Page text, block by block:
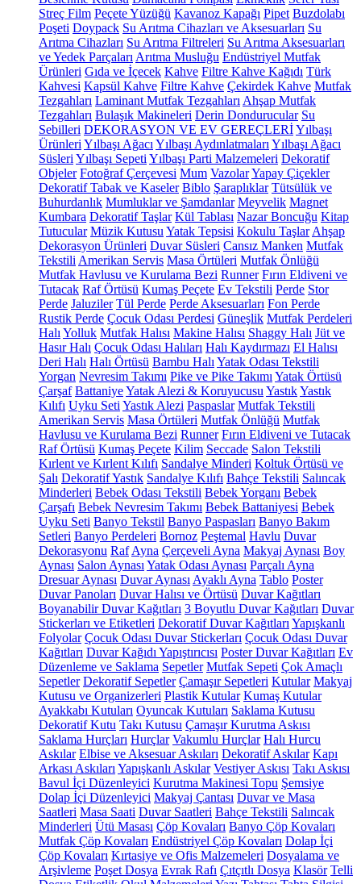
Streç Film Peçete Yüzüğü Kavanoz Kapağı Pipet Buzdolabı
Poşeti Doypack Su Arıtma Cihazları ve Aksesuarları Su
Arıtma Cihazları Su Arıtma Filtreleri Su Arıtma Aksesuarları
ve Yedek Parçaları Arıtma Musluğu Endüstriyel Mutfak
Ürünleri Gıda ve İçecek Kahve Filtre Kahve Kağıdı Türk
Kahvesi Kapsül Kahve Filtre Kahve Çekirdek Kahve Mutfak
Tezgahları Laminant Mutfak Tezgahları Ahşap Mutfak
Tezgahları Bulaşık Makineleri Derin Dondurucular Su
Sebilleri DEKORASYON VE EV GEREÇLERİYılbaşı
Ürünleri Yılbaşı Ağacı Yılbaşı Aydınlatmaları Yılbaşı Ağacı
Süsleri Yılbaşı Sepeti Yılbaşı Parti Malzemeleri Dekoratif
Objeler Fotoğraf Çerçevesi Mum VazolarYapay Çiçekler
Dekoratif Tabak ve Kaseler Biblo Şaraplıklar Tütsülük ve
Buhurdanlık Mumluklar ve Şamdanlar Meyvelik Magnet
Kumbara Dekoratif Taşlar Kül Tablası Nazar Boncuğu Kitap
Tutucular Müzik Kutusu Yatak Tepsisi Kokulu Taşlar Ahşap
Dekorasyon Ürünleri Duvar Süsleri Cansız Manken Mutfak
Tekstili Amerikan Servis Masa Örtüleri Mutfak Önlüğü
Mutfak Havlusu ve Kurulama Bezi Runner Fırın Eldiveni ve
Tutacak Raf Örtüsü Kumaş Peçete Ev Tekstili Perde Stor
Perde Jaluziler Tül Perde Perde Aksesuarları Fon Perde
Rustik Perde Çocuk Odası Perdesi Güneşlik Mutfak Perdeleri
Halı Yolluk Mutfak Halısı Makine Halısı Shaggy Halı Jüt ve
Hasır Halı Çocuk Odası Halıları Halı Kaydırmazı El Halısı
Deri Halı Halı Örtüsü Bambu Halı Yatak Odası Tekstili
Yorgan Nevresim Takımı Pike ve Pike Takımı Yatak Örtüsü
Çarşaf BattaniyeYatak Alezi & Koruyucusu YastıkYastık
Kılıfı Uyku Seti Yastık Alezi Paspaslar Mutfak Tekstili
Amerikan Servis Masa Örtüleri Mutfak Önlüğü Mutfak
Havlusu ve Kurulama Bezi Runner Fırın Eldiveni ve Tutacak
Raf Örtüsü Kumaş Peçete Kilim Seccade Salon Tekstili
Kırlent ve Kırlent Kılıfı Sandalye Minderi Koltuk Örtüsü ve
Şalı Dekoratif Yastık Sandalye Kılıfı Bahçe Tekstili Salıncak
Minderleri Bebek Odası Tekstili Bebek Yorganı Bebek
Çarşafı Bebek Nevresim Takımı Bebek Battaniyesi Bebek
Uyku Seti Banyo Tekstil Banyo Paspasları Banyo Bakım
Setleri Banyo Perdeleri Bornoz Peştemal Havlu Duvar
Dekorasyonu Raf Ayna Çerçeveli Ayna Makyaj Aynası Boy
Aynası Salon Aynası Yatak Odası Aynası Parçalı Ayna
Dresuar Aynası Duvar Aynası Ayaklı Ayna Tablo Poster
Duvar Panoları Duvar Halısı ve Örtüsü Duvar Kağıtları
Boyanabilir Duvar Kağıtları 3 Boyutlu Duvar Kağıtları Duvar
Stickerları ve Etiketleri Dekoratif Duvar Kağıtları Yapışkanlı
Folyolar Çocuk Odası Duvar Stickerları Çocuk Odası Duvar
Kağıtları Duvar Kağıdı Yapıştırıcısı Poster Duvar Kağıtları Ev
Düzenleme ve Saklama Sepetler Mutfak Sepeti Çok Amaçlı
Sepetler Dekoratif Sepetler Çamaşır Sepetleri Kutular Makyaj
Kutusu ve Organizerleri Plastik Kutular Kumaş Kutular
Ayakkabı Kutuları Oyuncak Kutuları Saklama Kutusu
Dekoratif Kutu Takı Kutusu Çamaşır Kurutma Askısı
Saklama Hurçları Hurçlar Vakumlu Hurçlar Halı Hurcu
Askılar Elbise ve Aksesuar Askıları Dekoratif Askılar Kapı
Arkası Askıları Yapışkanlı Askılar Vestiyer Askısı Takı Askısı
Bavul İçi Düzenleyici Kurutma Makinesi Topu Şemsiye
Dolap İçi Düzenleyici Makyaj Çantası Duvar ve Masa
Saatleri Masa Saati Duvar Saatleri Bahçe Tekstili Salıncak
Minderleri Ütü Masası Çöp Kovaları Banyo Çöp Kovaları
Mutfak Çöp Kovaları Endüstriyel Çöp Kovaları Dolap İçi
Çöp Kovaları Kırtasiye ve Ofis Malzemeleri Dosyalama ve
Arşivleme Poşet Dosya Evrak Rafı Çıtçıtlı Dosya Klasör Telli